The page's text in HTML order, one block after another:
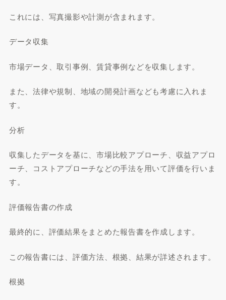
これには、写真撮影や計測が含まれます。
データ収集
市場データ、取引事例、賃貸事例などを収集します。
また、法律や規制、地域の開発計画なども考慮に入れま
す。
分析
収集したデータを基に、市場比較アプローチ、収益アプロ
ーチ、コストアプローチなどの手法を用いて評価を行いま
す。
評価報告書の作成
最終的に、評価結果をまとめた報告書を作成します。
この報告書には、評価方法、根拠、結果が詳述されます。
根拠